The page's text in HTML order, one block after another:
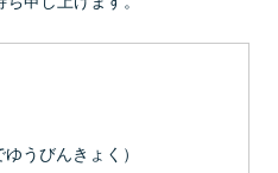
うびんきょく）